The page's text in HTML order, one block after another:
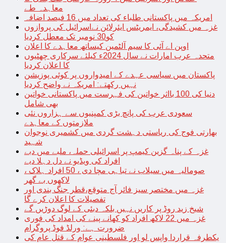
معاہدہ طے
امریکہ میں پاکستانی طلباء کی تعداد میں 16 فیصد اضافہ
غزہ میں کشیدگی، ایمریٹس ایئرلائن نےاسرائیل کی پروازوں
کو30 نومبر تک معطل کردیا
اوپن اے آئی کا سیم آلٹمین کیساتھ معاہدے کا اعلان
متحدہ عرب امارات نے سال 2024ء کیلئے سرکاری چھٹیوں
کا اعلان کردیا
پاکستان میں سیاسی عہدے کے امیدواروں پر کوئی پوزیشن
نہیں رکھتے: امریکہ نے واضح کردیا
دنیا کی 100 بااثر خواتین کی فہرست میں پاکستانی خواتین
بھی شامل
سعودی عرب کی پانچ بڑی کمپنیوں سے ہزاروں نئی
ملازمتوں کے معاہدے
بھارتی فوج کی ریاستی دہشت گردی میں کشمیری نوجوان
شہید
غزہ کے پناہ گزین کیمپ پر اسرائیلی حملہ، ملبے میں دبے
افراد کی ویڈیو نے دل دہلا دیے
صومالیہ میں سیلاب نے تباہی مچا دی ، 50 افراد ہلاک ،
لاکھوں بے گھر
غزہ میں مختصر سیز فائر آج متوقع،قطر جنگ بندی اور
تفصیلات کا اعلان کرے گا
شیخ زید روڈ پر کاریں نہیں بلکہ دبئی کے لوگ دوڑیں گے
غزہ میں 22 لاکھ افراد کو کھانے پینے کی امداد کی فوری
ضرورت ہے: ورلڈ فوڈ پروگرام
یکطرفہ قراردا واپس لو اور فلسطینی عوام کے قتل عام کی